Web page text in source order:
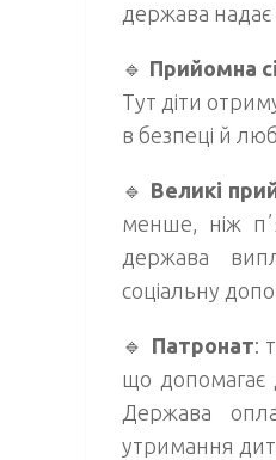
держава
🔹 Прийомна
Тут діти
в безпеці й
🔹 Великі
менше, ніж
держава
соціальну
🔹 Патронат:
що допомагає
Держава
утримання